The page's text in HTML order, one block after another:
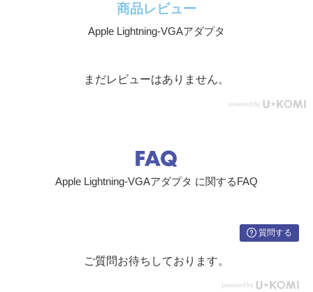
商品レビュー
Apple Lightning-VGAアダプタ
まだレビューはありません。
Apple Lightning-VGAアダプタ に関するFAQ
質問する
ご質問お待ちしております。